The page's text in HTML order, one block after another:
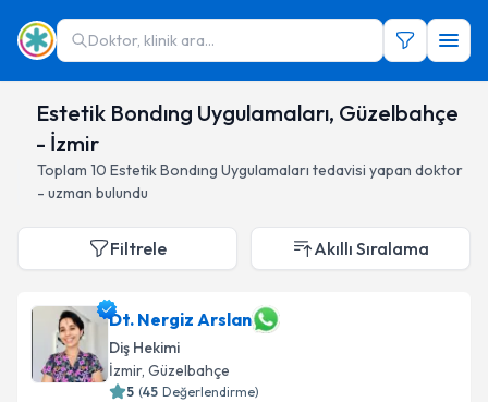
Doktor, klinik ara...
Estetik Bondıng Uygulamaları, Güzelbahçe
- İzmir
Toplam 10 Estetik Bondıng Uygulamaları tedavisi yapan doktor
- uzman bulundu
Filtrele Akıllı Sıralama
Dt. Nergiz Arslan
Diş Hekimi
İzmir, Güzelbahçe
5 (45 Değerlendirme)